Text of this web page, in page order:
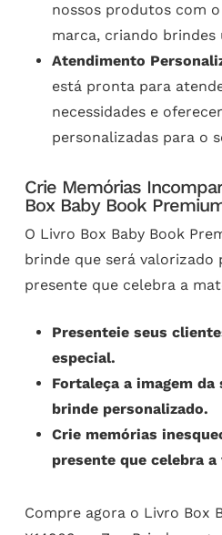
nossos produtos com
marca, criando brindes
Atendimento
está pronta para
necessidades e
personalizadas para o
Crie Memórias
Box Baby Book
O Livro Box Baby Book
brinde que será valorizado
presente que celebra a
Presenteie seus
especial.
Fortaleça a imagem
brinde personalizado.
Crie memórias
presente que celebra a
Compre agora o Livro Box